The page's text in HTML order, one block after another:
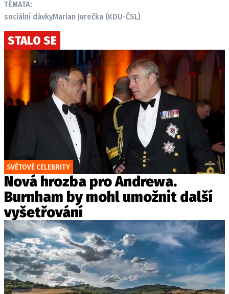
TÉMATA:
sociální dávkyMarian Jurečka (KDU-ČSL)
STALO SE
SVĚTOVÉ CELEBRITY
Nová hrozba pro Andrewa.
Burnham by mohl umožnit další
vyšetřování